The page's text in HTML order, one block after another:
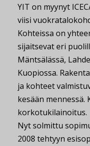
YIT on myynyt
viisi
Kohteissa on
sijaitsevat eri
Mäntsälässä,
Kuopiossa.
ja kohteet
kesään mennessä.
korkotukilainoitus.
Nyt solmittu
2008 tehtyyn